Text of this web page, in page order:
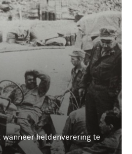
wanneer heldenverering te